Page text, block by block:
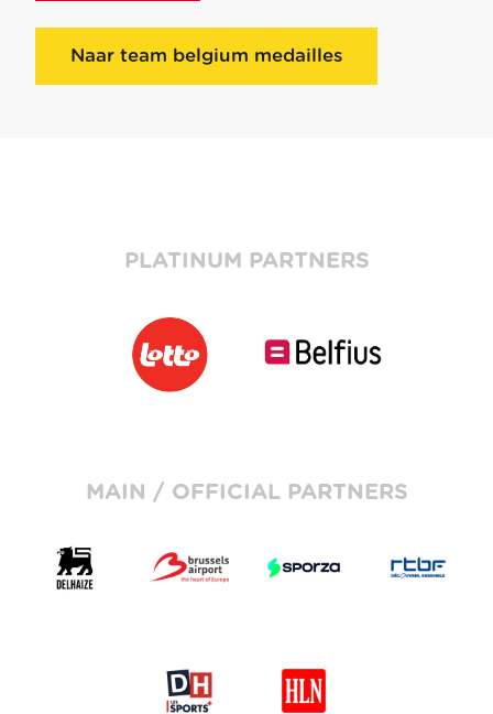
Naar team belgium medailles
PLATINUM PARTNERS
MAIN / OFFICIAL PARTNERS